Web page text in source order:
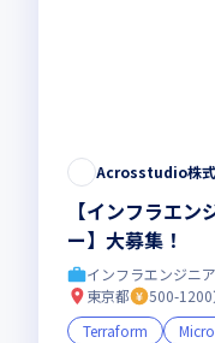
Acrosstudio株
【インフラエ
ー】大募集！
インフラエンジニア
東京都
500-
Terraform